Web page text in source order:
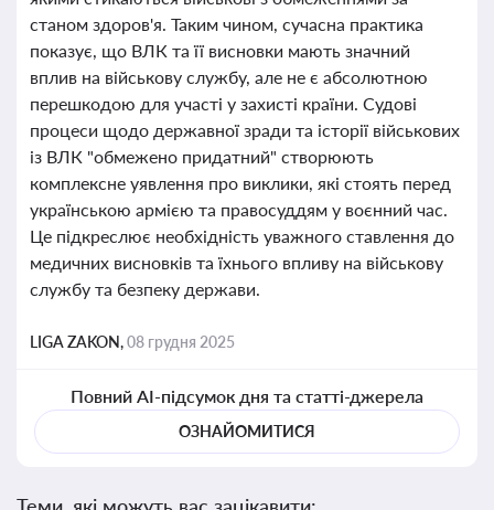
станом здоров'я. Таким чином, сучасна практика
показує, що ВЛК та її висновки мають значний
вплив на військову службу, але не є абсолютною
перешкодою для участі у захисті країни. Судові
процеси щодо державної зради та історії військових
із ВЛК "обмежено придатний" створюють
комплексне уявлення про виклики, які стоять перед
українською армією та правосуддям у воєнний час.
Це підкреслює необхідність уважного ставлення до
медичних висновків та їхнього впливу на військову
службу та безпеку держави.
LIGA ZAKON,08 грудня 2025
Повний AI-підсумок дня та статті-джерела
ОЗНАЙОМИТИСЯ